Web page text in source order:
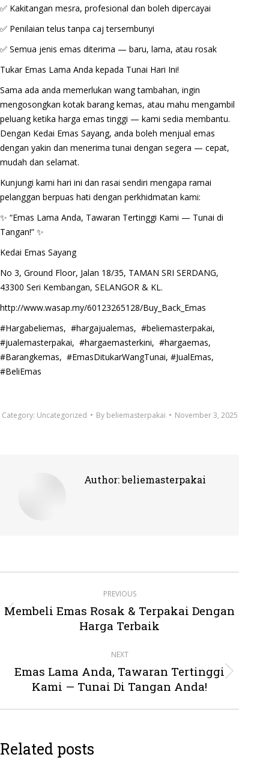
✅ Kakitangan mesra, profesional dan boleh dipercayai
✅ Penilaian telus tanpa caj tersembunyi
✅ Semua jenis emas diterima — baru, lama, atau rosak
Tukar Emas Lama Anda kepada Tunai Hari Ini!
Sama ada anda memerlukan wang tambahan, ingin
mengosongkan kotak barang kemas, atau mahu mengambil
peluang ketika harga emas tinggi — kami sedia membantu.
Dengan Kedai Emas Sayang, anda boleh menjual emas
dengan yakin dan menerima tunai dengan segera — cepat,
mudah dan selamat.
Kunjungi kami hari ini dan rasai sendiri mengapa ramai
pelanggan berpuas hati dengan perkhidmatan kami:
✨ “Emas Lama Anda, Tawaran Tertinggi Kami — Tunai di
Tangan!” ✨
Kedai Emas Sayang
No 3, Ground Floor, Jalan 18/35, TAMAN SRI SERDANG,
43300 Seri Kembangan, SELANGOR & KL.
http://www.wasap.my/60123265128/Buy_Back_Emas
#Hargabeliemas, #hargajualemas, #beliemasterpakai,
#jualemasterpakai, #hargaemasterkini, #hargaemas,
#Barangkemas, #EmasDitukarWangTunai, #JualEmas,
#BeliEmas
Category: Uncategorized By beliemasterpakai November 3, 2025
Author:beliemasterpakai
navigation
PREVIOUS
Previous
post:
Membeli Emas Rosak & Terpakai Dengan
Harga Terbaik
NEXT
Next
post:
Emas Lama Anda, Tawaran Tertinggi
Kami — Tunai Di Tangan Anda!
Related posts